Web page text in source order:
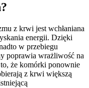
z krwi jest wchłaniana
energii. Dzięki
w przebiegu
poprawia wrażliwość na
że komórki ponownie
z krwi większą